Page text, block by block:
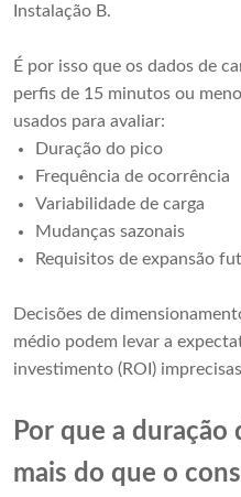
Instalação B.
É por isso que os dados de
perfis de 15 minutos ou
usados ​​para avaliar:
Duração do pico
Frequência de ocorrência
Variabilidade de carga
Mudanças sazonais
Requisitos de expansão
Decisões de
médio podem levar a
investimento (ROI)
Por que a
mais do que o